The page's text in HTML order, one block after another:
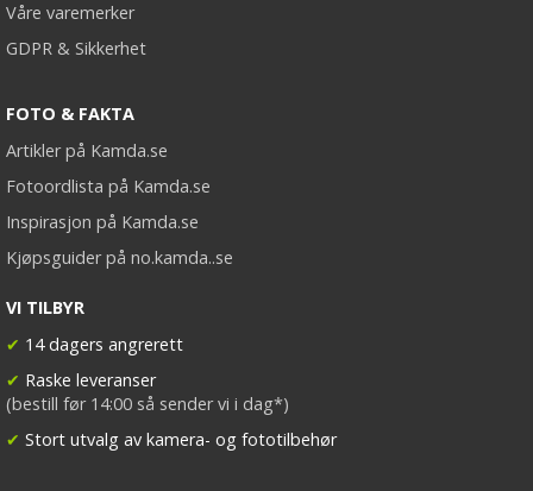
Våre varemerker
GDPR & Sikkerhet
FOTO & FAKTA
Artikler på Kamda.se
Fotoordlista på Kamda.se
Inspirasjon på Kamda.se
Kjøpsguider på no.kamda..se
VI TILBYR
✔ 14 dagers angrerett
✔ Raske leveranser
(bestill før 14:00 så sender vi i dag*)
✔ Stort utvalg av kamera- og fototilbehør